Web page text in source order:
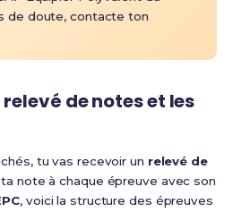
de doute, contacte ton
de notes et les
tu vas recevoir un relevé de
ta note à chaque épreuve avec son
, voici la structure des épreuves